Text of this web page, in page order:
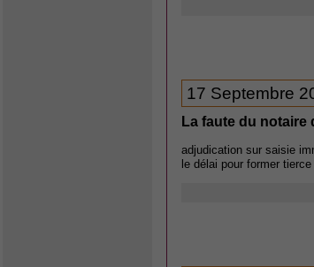
17 Septembre
La faute du
adjudication sur saisie
le délai pour former